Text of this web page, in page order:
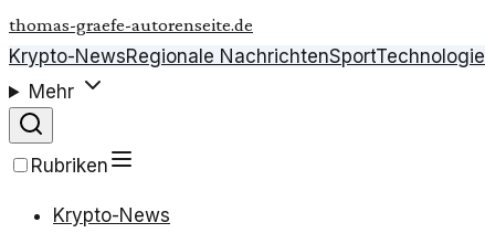
thomas-graefe-autorenseite.de
Krypto-NewsRegionale NachrichtenSportTechnologie
Mehr
Rubriken
Krypto-News